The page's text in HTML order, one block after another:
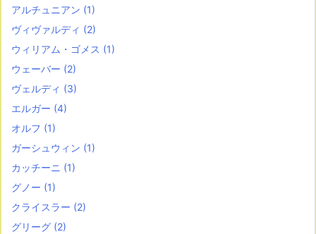
アルチュニアン (1)
ヴィヴァルディ (2)
ウィリアム・ゴメス (1)
ウェーバー (2)
ヴェルディ (3)
エルガー (4)
オルフ (1)
ガーシュウィン (1)
カッチーニ (1)
グノー (1)
クライスラー (2)
グリーグ (2)